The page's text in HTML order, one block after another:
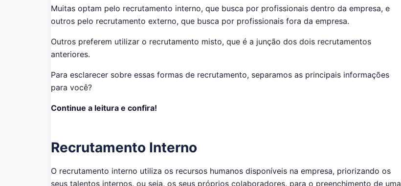
Muitas optam pelo recrutamento interno, que busca por profissionais dentro da empresa, e
outros pelo recrutamento externo, que busca por profissionais fora da empresa.
Outros preferem utilizar o recrutamento misto, que é a junção dos dois recrutamentos
anteriores.
Para esclarecer sobre essas formas de recrutamento, separamos as principais informações
para você?
Continue a leitura e confira!
Recrutamento Interno
O recrutamento interno utiliza os recursos humanos disponíveis na empresa, priorizando os
seus talentos internos, ou seja, os seus próprios colaboradores, para o preenchimento de uma